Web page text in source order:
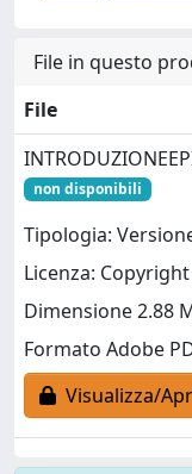
File in questo
File
non disponibili
Tipologia:
Licenza:
Dimensione 2.88
Formato Adobe
Visualizza/